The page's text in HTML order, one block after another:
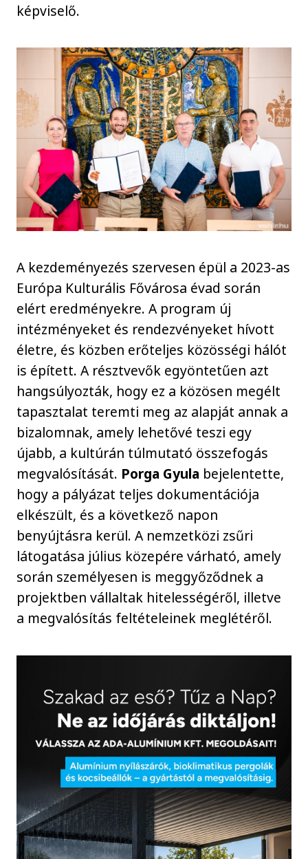
képviselő.
A kezdeményezés szervesen épül a 2023-as
Európa Kulturális Fővárosa évad során
elért eredményekre. A program új
intézményeket és rendezvényeket hívott
életre, és közben erőteljes közösségi hálót
is épített. A résztvevők egyöntetűen azt
hangsúlyozták, hogy ez a közösen megélt
tapasztalat teremti meg az alapját annak a
bizalomnak, amely lehetővé teszi egy
újabb, a kultúrán túlmutató összefogás
megvalósítását. Porga Gyula bejelentette,
hogy a pályázat teljes dokumentációja
elkészült, és a következő napon
benyújtásra kerül. A nemzetközi zsűri
látogatása július közepére várható, amely
során személyesen is meggyőződnek a
projektben vállaltak hitelességéről, illetve
a megvalósítás feltételeinek meglétéről.